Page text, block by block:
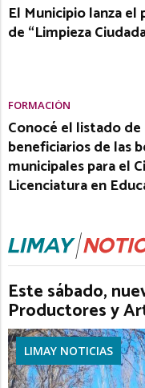
El Municipio lanza
de “Limpieza
FORMACIÓN
Conocé el listado de
beneficiarios de las
municipales para el
Licenciatura en
Este sábado,
Productores y
LIMAY NOTICIAS